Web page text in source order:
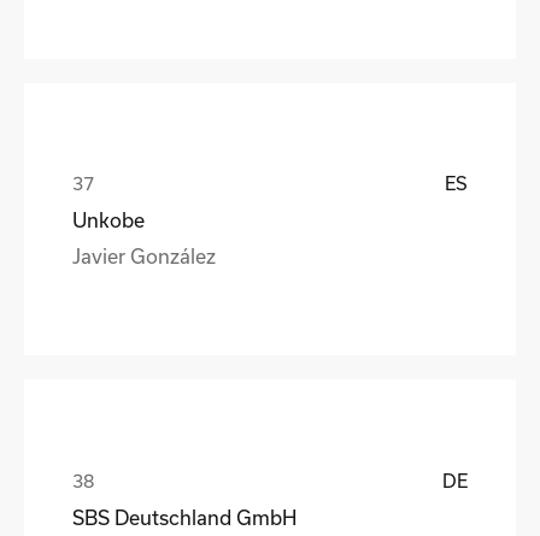
ES
Unkobe
Javier González
DE
SBS Deutschland GmbH